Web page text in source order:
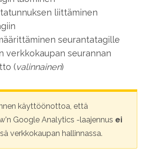
liittäminen
seurantatagille
verkkokaupan seurannan
(valinnainen)
käyttöönottoa, että
Google Analytics -laajennus ei
verkkokaupan hallinnassa.